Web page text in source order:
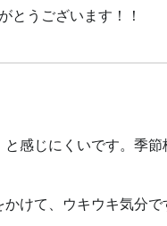
とうございます！！
感じにくいです。季節
けて、ウキウキ気分で